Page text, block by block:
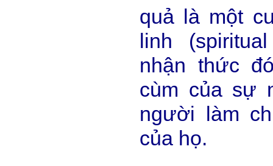
quả là một
linh
nhận thức
cùm của sự
người làm
của họ.